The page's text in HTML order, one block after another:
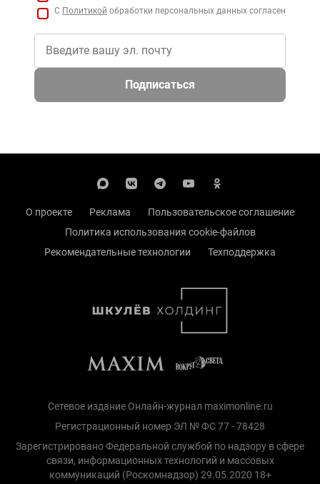
С Политикой обработки персональных данных согласен
Подписаться
О проекте Реклама
Пользовательское соглашение
Политика использования cookie-файлов
Рекомендательные технологии
Техподдержка
Сетевое издание Онлайн-журнал maximonline.ru
Регистрационный номер ЭЛ № ФС 77 - 78428
Зарегистрировано Федеральной службой по надзору в сфере
связи, информационных технологий и массовых
коммуникаций (Роскомнадзор) 29.05.2020 18+